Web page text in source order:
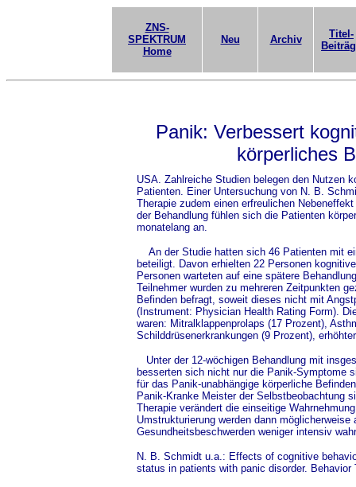
ZNS-
SPEKTRUM
Home
Neu Archiv
Titel-
Panik: Verbessert
körperliches
USA. Zahlreiche Studien belegen den Nutzen
Patienten. Einer Untersuchung von N. B.
Therapie zudem einen erfreulichen
der Behandlung fühlen sich die Patienten
monatelang an.
An der Studie hatten sich 46 Patienten mit
beteiligt. Davon erhielten 22 Personen
Personen warteten auf eine spätere
Teilnehmer wurden zu mehreren Zeitpunkten
Befinden befragt, soweit dieses nicht mit
(Instrument: Physician Health Rating Form).
waren: Mitralklappenprolaps (17 Prozent),
Schilddrüsenerkrankungen (9 Prozent),
Unter der 12-wöchigen Behandlung mit
besserten sich nicht nur die Panik-Symptome
für das Panik-unabhängige körperliche
Panik-Kranke Meister der Selbstbeobachtung
Therapie verändert die einseitige
Umstrukturierung werden dann möglicherweise
Gesundheitsbeschwerden weniger intensiv
N. B. Schmidt u.a.: Effects of cognitive
status in patients with panic disorder. Behavior